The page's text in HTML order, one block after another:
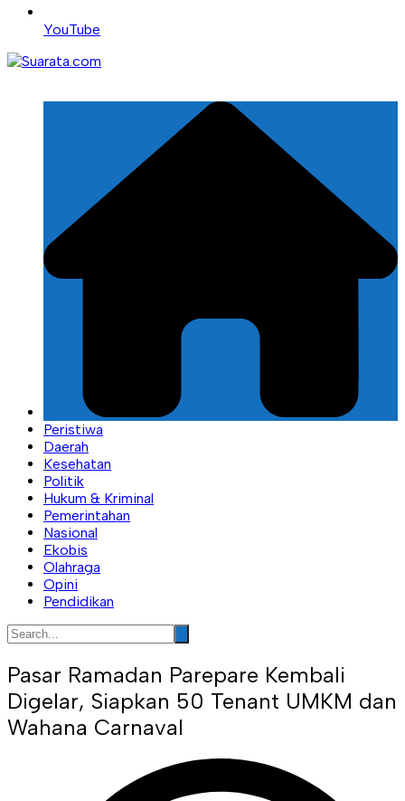
YouTube
Peristiwa
Daerah
Kesehatan
Politik
Hukum & Kriminal
Pemerintahan
Nasional
Ekobis
Olahraga
Opini
Pendidikan
Pasar Ramadan Parepare Kembali
Digelar, Siapkan 50 Tenant UMKM dan
Wahana Carnaval